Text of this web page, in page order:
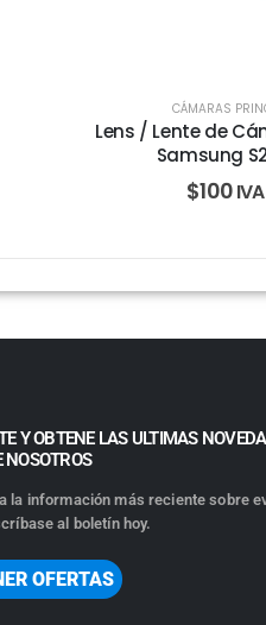
CÁMARAS
Lens / Lente de
Samsung
$100
Y OBTENE LAS ULTIMAS
NOSOTROS
la información más reciente sobre
al boletín hoy.
OFERTAS